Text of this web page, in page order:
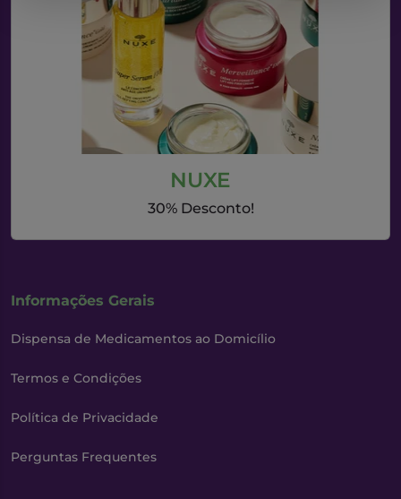
NUXE
30% Desconto!
Informações Gerais
Dispensa de Medicamentos ao Domicílio
Termos e Condições
Política de Privacidade
Perguntas Frequentes